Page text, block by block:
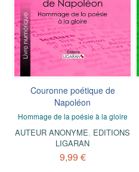
Couronne poétique de
Napoléon
Hommage de la poésie à la gloire
AUTEUR ANONYME, EDITIONS
LIGARAN
9,99 €